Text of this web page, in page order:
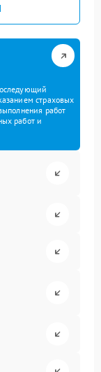
страховых
работ
работ и